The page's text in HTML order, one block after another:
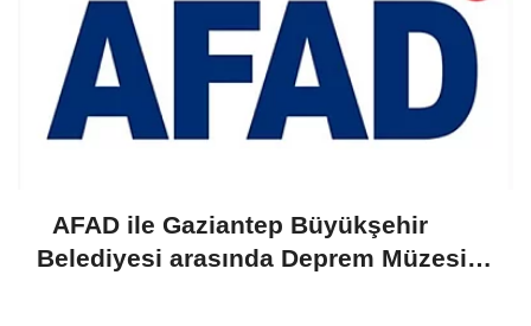
AFAD ile Gaziantep Büyükşehir
Belediyesi arasında Deprem Müzesi